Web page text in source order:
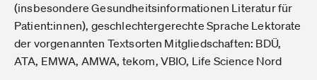
(insbesondere Gesundheitsinformationen Literatur für
Patient:innen), geschlechtergerechte Sprache Lektorate
der vorgenannten Textsorten Mitgliedschaften: BDÜ,
ATA, EMWA, AMWA, tekom, VBIO, Life Science Nord